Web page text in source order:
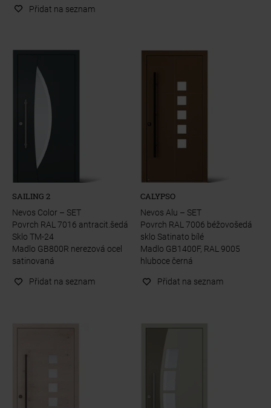
Přidat na seznam
SAILING 2
Nevos Color – SET
Povrch RAL 7016 antracit.šedá
Sklo TM-24
Madlo GB800R nerezová ocel
satinovaná
Přidat na seznam
CALYPSO
Nevos Alu – SET
Povrch RAL 7006 béžovošedá
sklo Satinato bílé
Madlo GB1400F, RAL 9005
hluboce černá
Přidat na seznam